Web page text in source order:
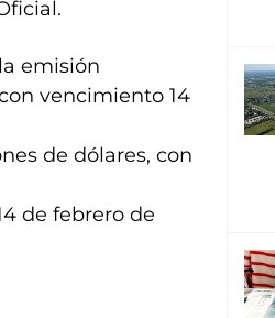
emisión
vencimiento 14
de dólares, con
de febrero de